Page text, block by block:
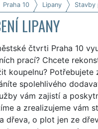
Praha 10 Lipany Stavby
LIPANY
čtvrti Praha 10
prací? Chcete
koupelnu?
spolehlivého
vám zajistí a
a zrealizujeme vám
dřeva, o plot jen ze